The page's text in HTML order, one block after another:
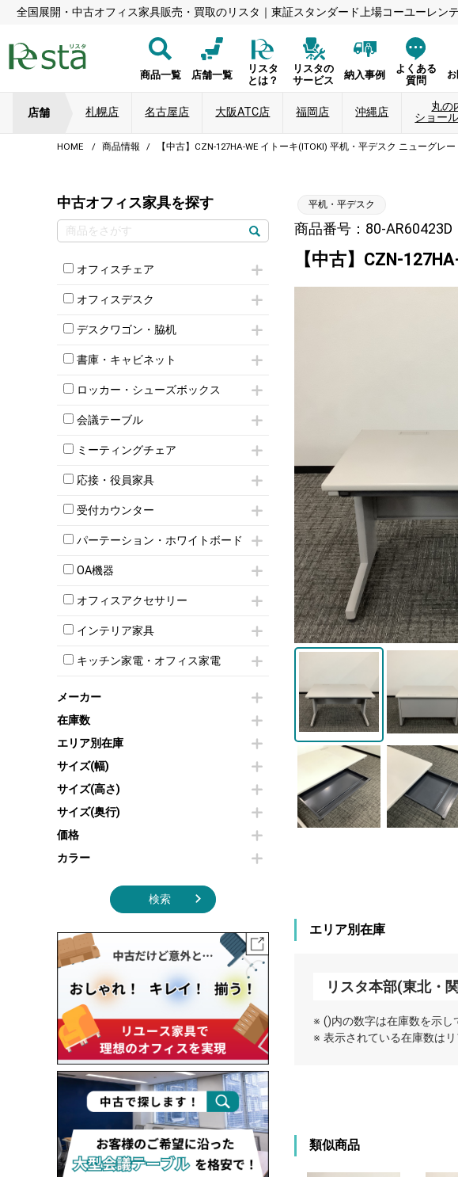
全国展開・中古オフィス家具販売・買取のリスタ｜東証スタンダード上場コーユーレン
商品一覧 店舗一覧
リスタ
とは？
リスタの
サービス
納入事例
よくある
質問
店舗 札幌店 名古屋店 大阪ATC店 福岡店 沖縄店
丸の
ショー
HOME 商品情報 【中古】CZN-127HA-WE イトーキ(ITOKI) 平机・平デスク ニューグレー
中古オフィス家具を探す
オフィスチェア
肘付きチェア
肘無しチェア
役員チェア
オフィスチェアその他
オフィスデスク
片袖机
フリーアドレスデスク（ベンチデスク）
昇降デスク
両袖机
デスクワゴン・脇机
インワゴン2段
インワゴン3段
脇机
書庫・キャビネット
ハイキャビネット
ローキャビネット
両開きキャビネット
上下連結キャビネット
軽量ラック（スチールラック）
収納家具その他
オープン書庫
両開書庫
引き違い書庫
ロッカー・シューズボックス
1人用ロッカー
2人用ロッカー
3人用ロッカー
5人用ロッカー
8人用ロッカー
多人数ロッカー
シリンダー錠ロッカー
ダイヤル錠ロッカー
ボタン錠ロッカー
シューズロッカー・下駄箱
ロッカーその他
会議テーブル
ミーティングテーブル
スタッキングテーブル
ネスティングテーブル
カウンターテーブル
T字脚テーブル
会議テーブルW1200～
会議テーブルW1800～
折りたたみ会議テーブル
ハイテーブル
ミーティングチェア
キャスター付きミーティングチェア
スタッキングミーティングチェア
テーブル付きミーティングチェア
折りたたみミーティングチェア
ハイチェア
ミーティングチェアその他
応接・役員家具
応接セット
応接ソファ
応接チェア
応接・役員家具その他
受付カウンター
ハイカウンター
ローカウンター
ラウンジカウンター
パーテーション・ホワイトボード
パーテーション
自立タイプパーテーション
パーテーションその他
壁掛けホワイトボード
ホワイトボードその他
OA機器
iPad
電話機（ビジネスフォン）
シュレッダー
スクリーン
プリンター・コピー機
オフィスアクセサリー
チェア用台車
演台・講演台・演説台
防音パネル
コートハンガー・ポールハンガー
傘立て
食器棚・キッチンキャビネット
オフィスアクセサリーその他
インテリア家具
モールドチェア
ダイニングチェア
カウンターテーブル
センターテーブル・サイドテーブル
カフェテーブル
ソファ
シェルフ
ダストボックス（ゴミ箱）
インテリア家具その他
キッチン家電・オフィス家電
冷蔵庫・洗濯機
空気清浄機・加湿器
電子レンジ
液晶テレビ・モニター類
エアコン
照明機器
季節家電
その他キッチン家電・オフィス家電
メーカー
在庫数
エリア別在庫
サイズ(幅)
サイズ(高さ)
サイズ(奥行)
価格
カラー
検索
平机・平デスク
商品番号：80-AR60423D
【中古】CZN-
エリア別在庫
リスタ本部(東北・
※ ()内の数字は在庫数を示し
※ 表示されている在庫数は
類似商品